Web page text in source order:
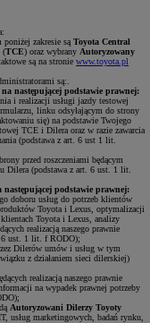
zakresie są Toyota Central
(TCE) oraz wybrany Autoryzowany
są na stronie www.toyota.pl
są:.
następującej podstawie prawnej:
i realizacji usługi jazdy testowej
linku odsyłającym do strony
się) na podstawie Twojego
TCE i Dilera oraz w razie zawarcia
(podstawa z art. 6 ust 1 lit.
przed roszczeniami będącym
Dilera (podstawa z art. 6 ust. 1 lit.
następującej podstawie prawnej:
doboru usług do potrzeb klientów
Toyota i Lexus, optymalizacji
Toyota i Lexus, analizy
realizacją naszego prawnie
6 ust. 1 lit. f RODO);
Dilerów umów i usług w tym
z działaniem sieci dilerskiej)
realizacją naszego prawnie
na wypadek prawnej potrzeby
Autoryzowani Dilerzy Toyoty
usług marketingowych, badań rynku,